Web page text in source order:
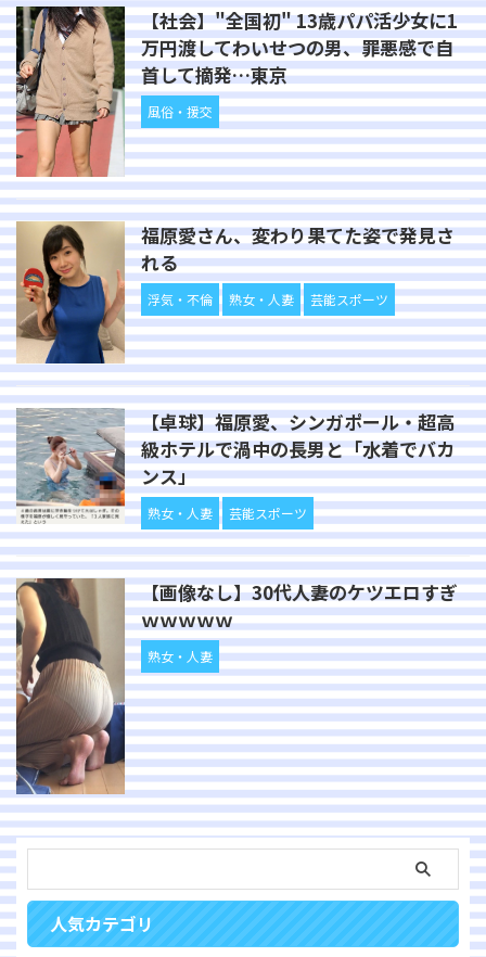
【社会】"全国初" 13歳パパ活少女に1
万円渡してわいせつの男、罪悪感で自
首して摘発…東京
風俗・援交
福原愛さん、変わり果てた姿で発見さ
れる
浮気・不倫 熟女・人妻 芸能スポーツ
【卓球】福原愛、シンガポール・超高
級ホテルで渦中の長男と「水着でバカ
ンス」
熟女・人妻 芸能スポーツ
【画像なし】30代人妻のケツエロすぎ
ｗｗｗｗｗ
熟女・人妻
人気カテゴリ